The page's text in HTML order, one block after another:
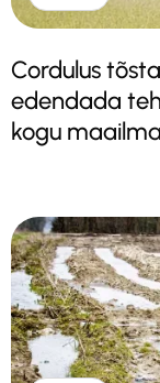
Cordulus
edendada
kogu